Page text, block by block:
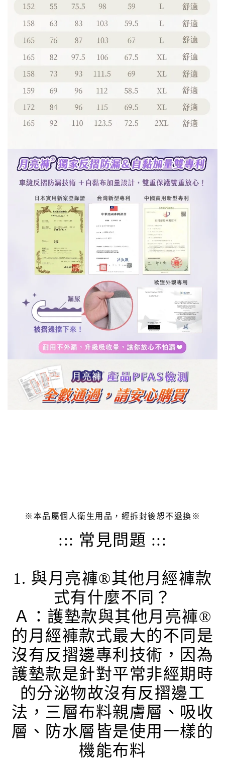
※本品屬個人衛生用品，經拆封後恕不退換※
::: 常見問題 :::
1. 與月亮褲®其他月經褲款
式有什麼不同？
Ａ：護墊款與其他月亮褲®
的月經褲款式最大的不同是
沒有反摺邊專利技術，因為
護墊款是針對平常非經期時
的分泌物故沒有反摺邊工
法，三層布料親膚層、吸收
層、防水層皆是使用一樣的
機能布料